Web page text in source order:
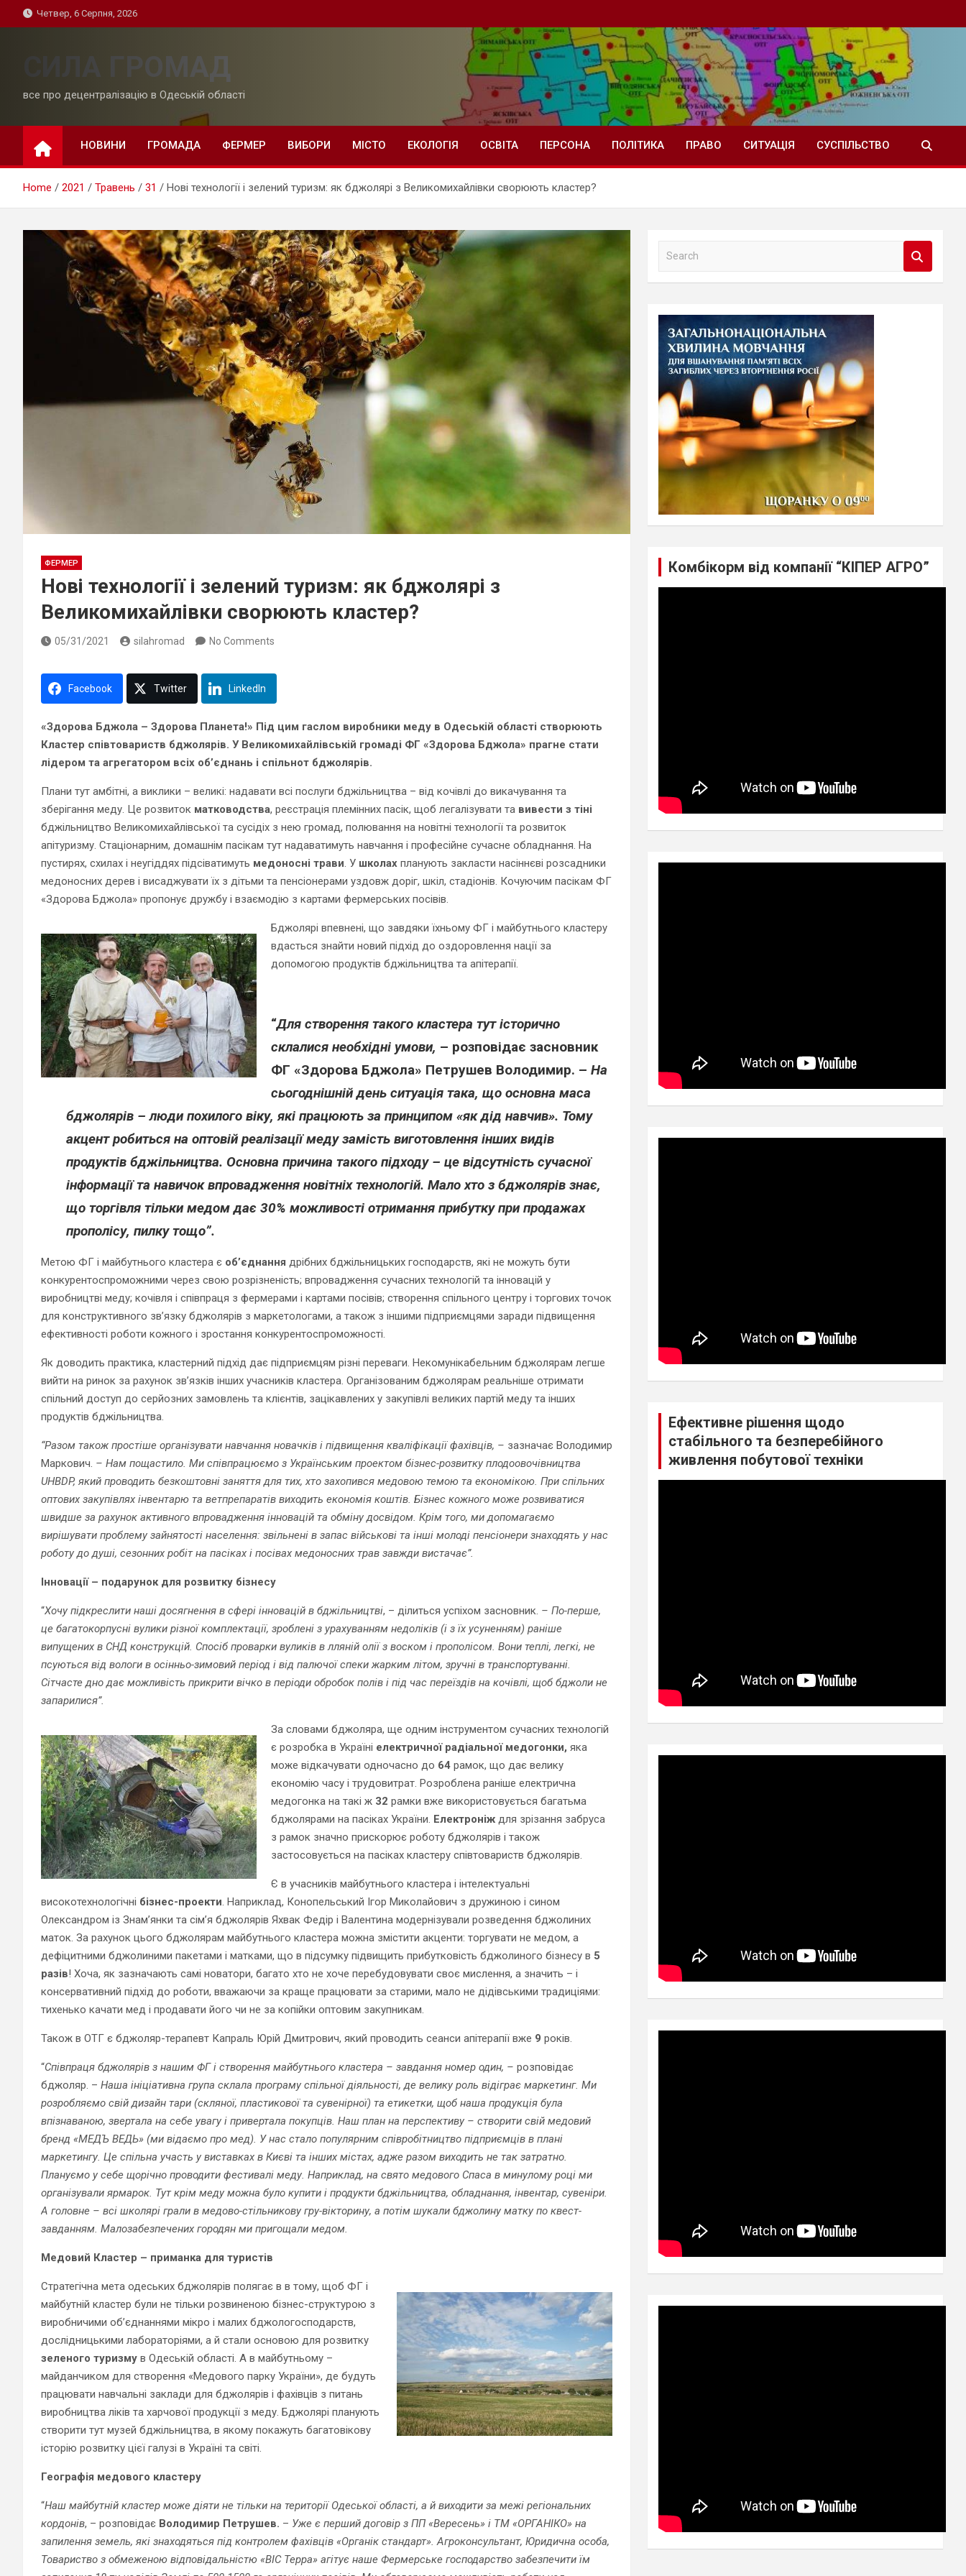
to
Четвер, 6 Серпня, 2026
СИЛА ГРОМАД
все про децентралізацію в Одеській області
НОВИНИ ГРОМАДА ФЕРМЕР ВИБОРИ МІСТО ЕКОЛОГІЯ ОСВІТА ПЕРСОНА ПОЛІТИКА ПРАВО СИТУАЦІЯ СУСПІЛЬСТВО
Home 2021 Травень 31 Нові технології і зелений туризм: як бджолярі з Великомихайлівки сворюють кластер?
ФЕРМЕР
Нові технології і зелений туризм: як бджолярі з
Великомихайлівки сворюють кластер?
05/31/2021 silahromad No Comments
Facebook Twitter LinkedIn
«Здорова Бджола – Здорова Планета!» Під цим гаслом виробники меду в Одеській області створюють
Кластер співтовариств бджолярів. У Великомихайлівській громаді ФГ «Здорова Бджола» прагне стати
лідером та агрегатором всіх об’єднань і спільнот бджолярів.
Плани тут амбітні, а виклики – великі: надавати всі послуги бджільництва – від кочівлі до викачування та
зберігання меду. Це розвиток матководства, реєстрація племінних пасік, щоб легалізувати та вивести з тіні
бджільництво Великомихайлівської та сусідіх з нею громад, полювання на новітні технології та розвиток
апітуризму. Стаціонарним, домашнім пасікам тут надаватимуть навчання і професійне сучасне обладнання. На
пустирях, схилах і неугіддях підсіватимуть медоносні трави. У школах планують закласти насіннєві розсадники
медоносних дерев і висаджувати їх з дітьми та пенсіонерами уздовж доріг, шкіл, стадіонів. Кочуючим пасікам ФГ
«Здорова Бджола» пропонує дружбу і взаємодію з картами фермерських посівів.
Бджолярі впевнені, що завдяки їхньому ФГ і майбутнього кластеру
вдасться знайти новий підхід до оздоровлення нації за
допомогою продуктів бджільництва та апітерапії.
“Для створення такого кластера тут історично
склалися необхідні умови, – розповідає засновник
ФГ «Здорова Бджола» Петрушев Володимир. – На
сьогоднішній день ситуація така, що основна маса
бджолярів – люди похилого віку, які працюють за принципом «як дід навчив». Тому
акцент робиться на оптовій реалізації меду замість виготовлення інших видів
продуктів бджільництва. Основна причина такого підходу – це відсутність сучасної
інформації та навичок впровадження новітніх технологій. Мало хто з бджолярів знає,
що торгівля тільки медом дає 30% можливості отримання прибутку при продажах
прополісу, пилку тощо”.
Метою ФГ і майбутнього кластера є об’єднання дрібних бджільницьких господарств, які не можуть бути
конкурентоспроможними через свою розрізненість; впровадження сучасних технологій та інновацій у
виробництві меду; кочівля і співпраця з фермерами і картами посівів; створення спільного центру і торгових точок
для конструктивного зв’язку бджолярів з маркетологами, а також з іншими підприємцями заради підвищення
ефективності роботи кожного і зростання конкурентоспроможності.
Як доводить практика, кластерний підхід дає підприємцям різні переваги. Некомунікабельним бджолярам легше
вийти на ринок за рахунок зв’язків інших учасників кластера. Організованим бджолярам реальніше отримати
спільний доступ до серйозних замовлень та клієнтів, зацікавлених у закупівлі великих партій меду та інших
продуктів бджільництва.
“Разом також простіше організувати навчання новачків і підвищення кваліфікації фахівців, – зазначає Володимир
Маркович. – Нам пощастило. Ми співпрацюємо з Українським проектом бізнес-розвитку плодоовочівництва
UHBDP, який проводить безкоштовні заняття для тих, хто захопився медовою темою та економікою. При спільних
оптових закупівлях інвентарю та ветпрепаратів виходить економія коштів. Бізнес кожного може розвиватися
швидше за рахунок активного впровадження інновацій та обміну досвідом. Крім того, ми допомагаємо
вирішувати проблему зайнятості населення: звільнені в запас військові та інші молоді пенсіонери знаходять у нас
роботу до душі, сезонних робіт на пасіках і посівах медоносних трав завжди вистачає”.
Інновації – подарунок для розвитку бізнесу
“Хочу підкреслити наші досягнення в сфері інновацій в бджільництві, – ділиться успіхом засновник. – По-перше,
це багатокорпусні вулики різної комплектації, зроблені з урахуванням недоліків (і з їх усуненням) раніше
випущених в СНД конструкцій. Спосіб проварки вуликів в лляній олії з воском і прополісом. Вони теплі, легкі, не
псуються від вологи в осінньо-зимовий період і від палючої спеки жарким літом, зручні в транспортуванні.
Сітчасте дно дає можливість прикрити вічко в періоди обробок полів і під час переїздів на кочівлі, щоб бджоли не
запарилися”.
За словами бджоляра, ще одним інструментом сучасних технологій
є розробка в Україні електричної радіальної медогонки, яка
може відкачувати одночасно до 64 рамок, що дає велику
економію часу і трудовитрат. Розроблена раніше електрична
медогонка на такі ж 32 рамки вже використовується багатьма
бджолярами на пасіках України. Електроніж для зрізання забруса
з рамок значно прискорює роботу бджолярів і також
застосовується на пасіках кластеру співтовариств бджолярів.
Є в учасників майбутнього кластера і інтелектуальні
високотехнологічні бізнес-проекти. Наприклад, Конопельський Ігор Миколайович з дружиною і сином
Олександром із Знам’янки та сім’я бджолярів Яхвак Федір і Валентина модернізували розведення бджолиних
маток. За рахунок цього бджолярам майбутнього кластера можна змістити акценти: торгувати не медом, а
дефіцитними бджолиними пакетами і матками, що в підсумку підвищить прибутковість бджолиного бізнесу в 5
разів! Хоча, як зазначають самі новатори, багато хто не хоче перебудовувати своє мислення, а значить – і
консервативний підхід до роботи, вважаючи за краще працювати за старими, мало не дідівськими традиціями:
тихенько качати мед і продавати його чи не за копійки оптовим закупникам.
Також в ОТГ є бджоляр-терапевт Капраль Юрій Дмитрович, який проводить сеанси апітерапії вже 9 років.
“Співпраця бджолярів з нашим ФГ і створення майбутнього кластера – завдання номер один, – розповідає
бджоляр. – Наша ініціативна група склала програму спільної діяльності, де велику роль відіграє маркетинг. Ми
розробляємо свій дизайн тари (скляної, пластикової та сувенірної) та етикетки, щоб наша продукція була
впізнаваною, звертала на себе увагу і привертала покупців. Наш план на перспективу – створити свій медовий
бренд «МЕДЪ ВЕДЬ» (ми відаємо про мед). У нас стало популярним співробітництво підприємців в плані
маркетингу. Це спільна участь у виставках в Києві та інших містах, адже разом виходить не так затратно.
Плануємо у себе щорічно проводити фестивалі меду. Наприклад, на свято медового Спаса в минулому році ми
організували ярмарок. Тут крім меду можна було купити і продукти бджільництва, обладнання, інвентар, сувеніри.
А головне – всі школярі грали в медово-стільникову гру-вікторину, а потім шукали бджолину матку по квест-
завданням. Малозабезпечених городян ми пригощали медом.
Медовий Кластер – приманка для туристів
Стратегічна мета одеських бджолярів полягає в в тому, щоб ФГ і
майбутній кластер були не тільки розвиненою бізнес-структурою з
виробничими об’єднаннями мікро і малих бджологосподарств,
дослідницькими лабораторіями, а й стали основою для розвитку
зеленого туризму в Одеській області. А в майбутньому –
майданчиком для створення «Медового парку України», де будуть
працювати навчальні заклади для бджолярів і фахівців з питань
виробництва ліків та харчової продукції з меду. Бджолярі планують
створити тут музей бджільництва, в якому покажуть багатовікову
історію розвитку цієї галузі в Україні та світі.
Географія медового кластеру
“Наш майбутній кластер може діяти не тільки на території Одеської області, а й виходити за межі регіональних
кордонів, – розповідає Володимир Петрушев. – Уже є перший договір з ПП «Вересень» і ТМ «ОРГАНІКО» на
запилення земель, які знаходяться під контролем фахівців «Органік стандарт». Агроконсультант, Юридична особа,
Товариство з обмеженою відповідальністю «ВІС Терра» агітує наше Фермерське господарство забезпечити їм
a
Комбікорм від компанії “КІПЕР АГРО”
Ефективне рішення щодо
стабільного та безперебійного
живлення побутової техніки